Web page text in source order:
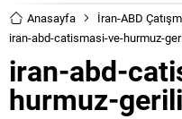
Anasayfa
İran-ABD
iran-abd-catismasi-ve-hurmuz-
iran-abd-
hurmuz-